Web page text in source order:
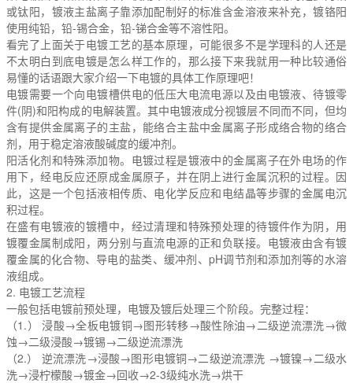
或钛阳，镀液主盐离子靠添加配制好的标准含金溶液来补充，镀铬阳
使用纯铅，铅-锡合金，铅-锑合金等不溶性阳。
看完了上面关于电镀工艺的基本原理，可能很多不是学理科的人还是
不太明白到底电镀是怎么样工作的，那么接下来我就用一种比较通俗
易懂的话语跟大家介绍一下电镀的具体工作原理吧！
电镀需要一个向电镀槽供电的低压大电流电源以及由电镀液、待镀零
件(阴)和阳构成的电解装置。其中电镀液成分视镀层不同而不同，但均
含有提供金属离子的主盐，能络合主盐中金属离子形成络合物的络合
剂，用于稳定溶液酸碱度的缓冲剂。
阳活化剂和特殊添加物。电镀过程是镀液中的金属离子在外电场的作
用下，经电反应还原成金属原子，并在阴上进行金属沉积的过程。因
此，这是一个包括液相传质、电化学反应和电结晶等步骤的金属电沉
积过程。
在盛有电镀液的镀槽中，经过清理和特殊预处理的待镀件作为阴，用
镀覆金属制成阳，两分别与直流电源的正和负联接。电镀液由含有镀
覆金属的化合物、导电的盐类、缓冲剂、pH调节剂和添加剂等的水溶
液组成。
2. 电镀工艺流程
一般包括电镀前预处理，电镀及镀后处理三个阶段。完整过程：
（1.） 浸酸→全板电镀铜→图形转移→酸性除油→二级逆流漂洗→微
蚀→二级浸酸→镀锡→二级逆流漂洗
（2.） 逆流漂洗→浸酸→图形电镀铜→二级逆流漂洗 →镀镍→二级水
洗→浸柠檬酸→镀金→回收→2-3级纯水洗→烘干